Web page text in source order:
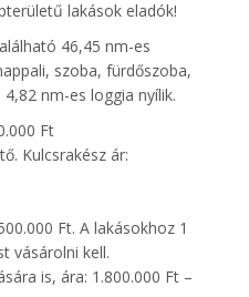
lakások eladók!
46,45 nm-es
szoba, fürdőszoba,
nm-es loggia nyílik.
Ft
Kulcsrakész ár:
Ft. A lakásokhoz 1
vásárolni kell.
is, ára: 1.800.000 Ft –